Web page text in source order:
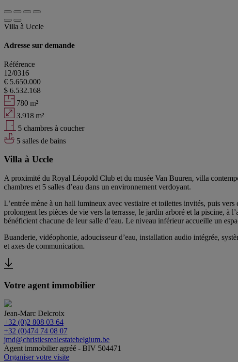
Villa à Uccle
Adresse sur demande
Référence
12/0316
€ 5.650.000
$ 6.532.168
780 m²
3.918 m²
5 chambres à coucher
5 salles de bains
Villa à Uccle
A proximité du Royal Léopold Club et du musée Van Buuren, villa
chambres et 5 salles d’eau dans un environnement verdoyant.
L’entrée mène à un hall lumineux avec vestiaire et toilettes invités, puis
prolongent les pièces de vie vers la terrasse, le jardin arboré et la piscine, à
bénéficient chacune de leur salle d’eau. Le niveau inférieur accueille un
Buanderie, vidéophonie, adoucisseur d’eau, installation audio intégrée,
et axes de communication.
Votre agent immobilier
Jean-Marc Delcroix
+32 (0)2 808 03 64
+32 (0)474 74 08 07
jmd@christiesrealestatebelgium.be
Agent immobilier agréé - BIV 504471
Organiser votre visite